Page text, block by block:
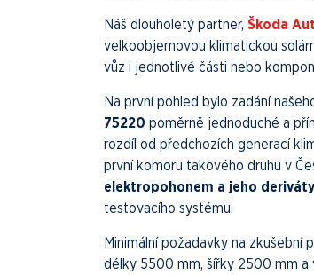
Náš dlouholetý partner, Škoda
velkoobjemovou klimatickou
vůz i jednotlivé části nebo
Na první pohled bylo zadání
75220 poměrně jednoduché a
rozdíl od předchozích generací
první komoru takového druhu v
elektropohonem a jeho deriváty
testovacího systému.
Minimální požadavky na
délky 5500 mm, šířky 2500 mm